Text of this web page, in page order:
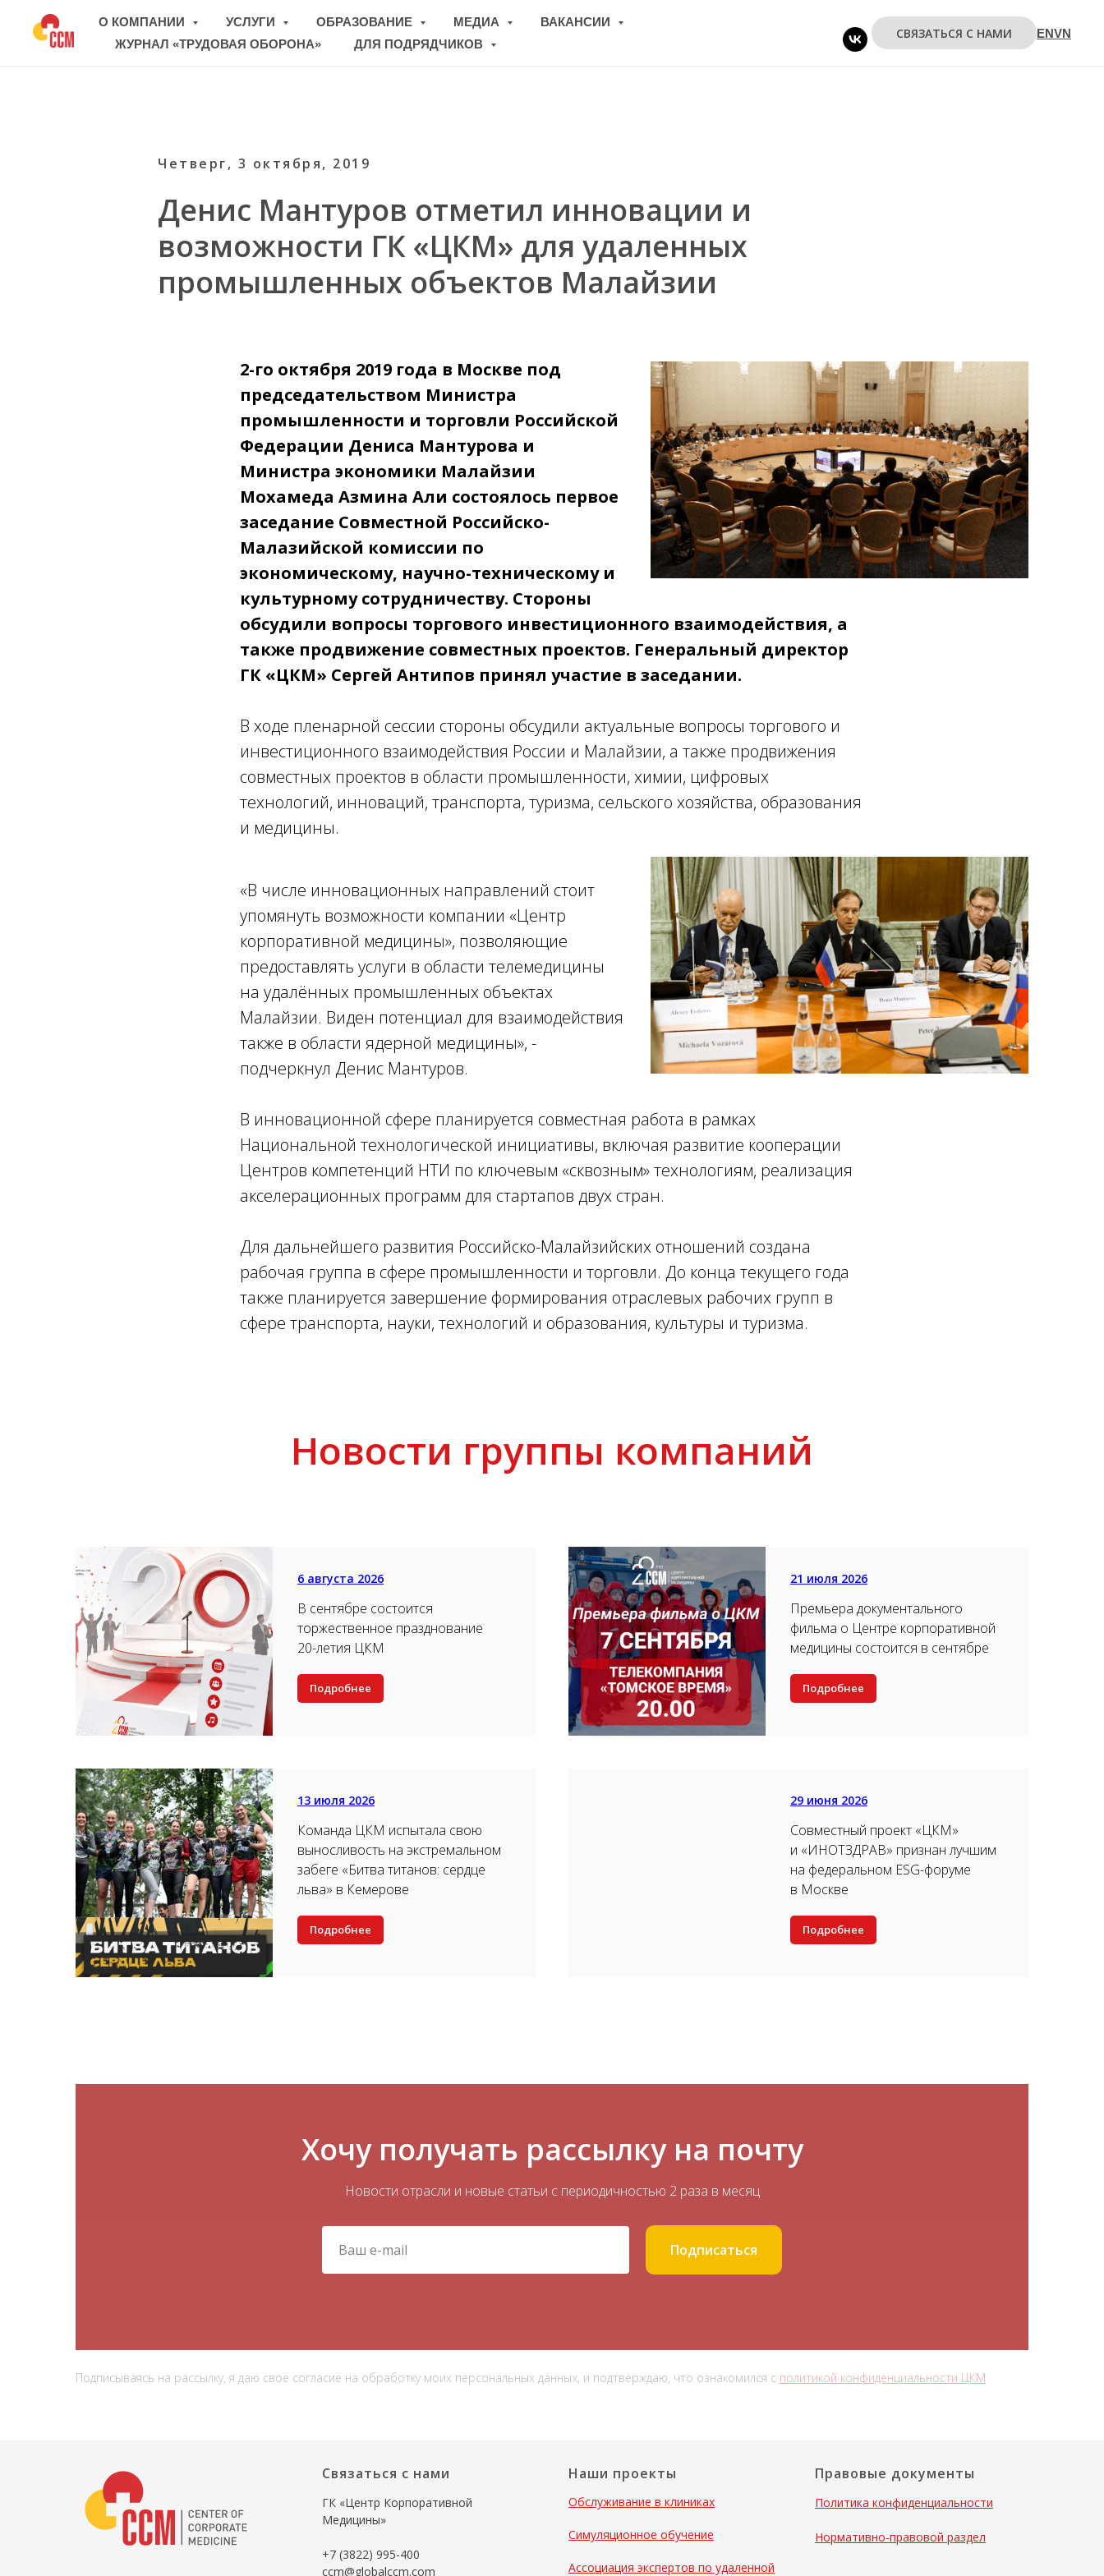
О КОМПАНИИ УСЛУГИ ОБРАЗОВАНИЕ МЕДИА
ВАКАНСИИ
ЖУРНАЛ «ТРУДОВАЯ ОБОРОНА»
ДЛЯ ПОДРЯДЧИКОВ
СВЯЗАТЬСЯ С НАМИ ENVN
Четверг, 3 октября, 2019
Денис Мантуров отметил инновации и
возможности ГК «ЦКМ» для удаленных
промышленных объектов Малайзии
2-го октября 2019 года в Москве под
председательством Министра
промышленности и торговли Российской
Федерации Дениса Мантурова и
Министра экономики Малайзии
Мохамеда Азмина Али состоялось первое
заседание Совместной Российско-
Малазийской комиссии по
экономическому, научно-техническому и
культурному сотрудничеству. Стороны
обсудили вопросы торгового инвестиционного взаимодействия, а
также продвижение совместных проектов. Генеральный директор
ГК «ЦКМ» Сергей Антипов принял участие в заседании.
В ходе пленарной сессии стороны обсудили актуальные вопросы торгового и
инвестиционного взаимодействия России и Малайзии, а также продвижения
совместных проектов в области промышленности, химии, цифровых
технологий, инноваций, транспорта, туризма, сельского хозяйства, образования
и медицины.
«В числе инновационных направлений стоит
упомянуть возможности компании «Центр
корпоративной медицины», позволяющие
предоставлять услуги в области телемедицины
на удалённых промышленных объектах
Малайзии. Виден потенциал для взаимодействия
также в области ядерной медицины», -
подчеркнул Денис Мантуров.
В инновационной сфере планируется совместная работа в рамках
Национальной технологической инициативы, включая развитие кооперации
Центров компетенций НТИ по ключевым «сквозным» технологиям, реализация
акселерационных программ для стартапов двух стран.
Для дальнейшего развития Российско-Малайзийских отношений создана
рабочая группа в сфере промышленности и торговли. До конца текущего года
также планируется завершение формирования отраслевых рабочих групп в
сфере транспорта, науки, технологий и образования, культуры и туризма.
Новости группы компаний
6 августа 2026
В сентябре состоится
торжественное празднование
20-летия ЦКМ
Подробнее
21 июля 2026
Премьера документального
фильма о Центре корпоративной
медицины состоится в сентябре
Подробнее
13 июля 2026
Команда ЦКМ испытала свою
выносливость на экстремальном
забеге «Битва титанов: сердце
льва» в Кемерове
Подробнее
29 июня 2026
Совместный проект «ЦКМ»
и «ИНОТЗДРАВ» признан лучшим
на федеральном ESG-форуме
в Москве
Подробнее
Хочу получать рассылку на почту
Новости отрасли и новые статьи с периодичностью 2 раза в месяц
Подписаться
Подписываясь на рассылку, я даю свое согласие на обработку моих персональных данных, и подтверждаю, что ознакомился с политикой конфиденциальности ЦКМ
Связаться с нами
ГК «Центр Корпоративной
Медицины»
+7 (3822) 995-400
ccm@globalccm.com
Наши проекты
Обслуживание в клиниках
Симуляционное обучение
Ассоциация экспертов по удаленной
Правовые документы
Политика конфиденциальности
Нормативно-правовой раздел